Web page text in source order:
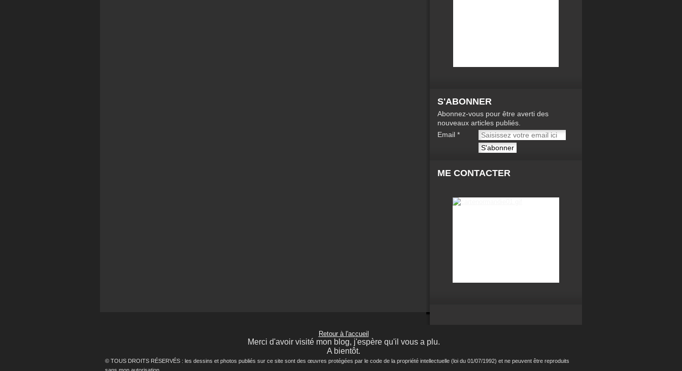
S'ABONNER
Abonnez-vous pour être averti des
nouveaux articles publiés.
Email
ME CONTACTER
Retour à l'accueil
Merci d'avoir visité mon blog, j'espère qu'il vous a plu.
A bientôt.
© TOUS DROITS RÉSERVÉS : les dessins et photos publiés sur ce site sont des œuvres protégées par le code de la propriété intellectuelle (loi du 01/07/1992) et ne peuvent être reproduits